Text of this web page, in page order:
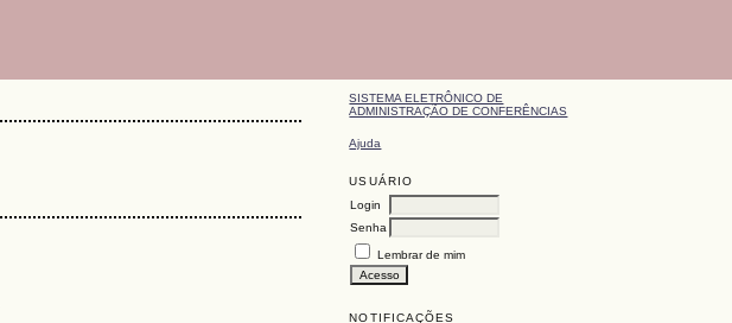
SISTEMA ELETRÔNICO DE
ADMINISTRAÇÃO DE CONFERÊNCIAS
Ajuda
USUÁRIO
Login
Senha
Lembrar de mim
NOTIFICAÇÕES